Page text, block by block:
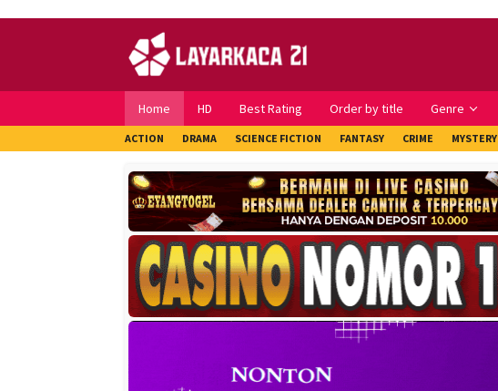
Home HD Best Rating Order by title Genre
ACTION DRAMA SCIENCE FICTION FANTASY CRIME MYSTERY